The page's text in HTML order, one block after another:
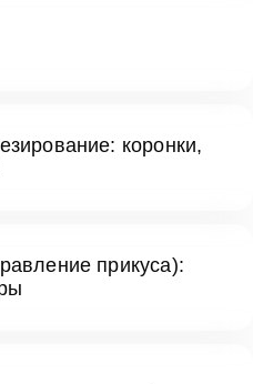
коронки,
прикуса):